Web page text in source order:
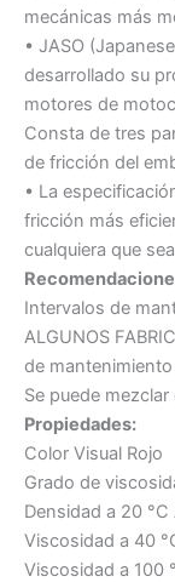
mecánicas más
• JASO
desarrollado su
motores de
Consta de tres
de fricción del
• La
fricción más
cualquiera que
Intervalos de
ALGUNOS
de
Se puede
Propiedades:
Color Visual Rojo
Grado de
Densidad a 20
Viscosidad a 40
Viscosidad a 100